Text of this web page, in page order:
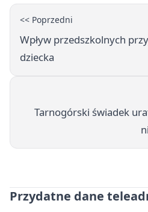
<< Poprzedni
Wpływ przedszkolnych
dziecka
Tarnogórski świadek
Przydatne dane